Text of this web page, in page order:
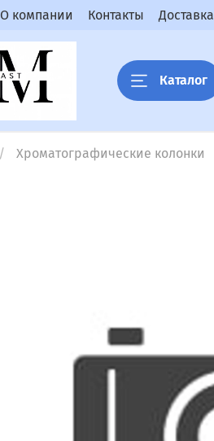
О компании Контакты Доставка
Каталог
Хроматографические колонки